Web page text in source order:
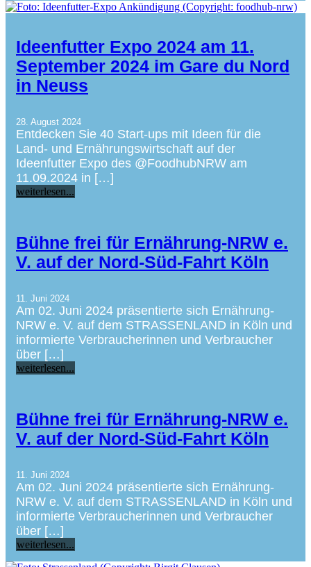
Ideenfutter Expo 2024 am 11.
September 2024 im Gare du Nord
in Neuss
28. August 2024
Entdecken Sie 40 Start-ups mit Ideen für die
Land- und Ernährungswirtschaft auf der
Ideenfutter Expo des @FoodhubNRW am
11.09.2024 in […]
weiterlesen...
Bühne frei für Ernährung-NRW e.
V. auf der Nord-Süd-Fahrt Köln
11. Juni 2024
Am 02. Juni 2024 präsentierte sich Ernährung-
NRW e. V. auf dem STRASSENLAND in Köln und
informierte Verbraucherinnen und Verbraucher
über […]
weiterlesen...
Bühne frei für Ernährung-NRW e.
V. auf der Nord-Süd-Fahrt Köln
11. Juni 2024
Am 02. Juni 2024 präsentierte sich Ernährung-
NRW e. V. auf dem STRASSENLAND in Köln und
informierte Verbraucherinnen und Verbraucher
über […]
weiterlesen...